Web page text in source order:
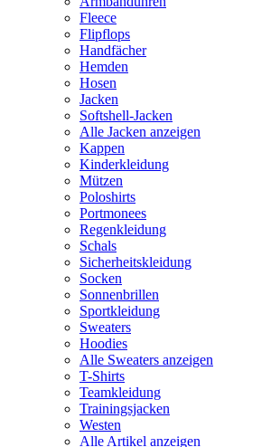
Fleece
Flipflops
Handfächer
Hemden
Hosen
Jacken
Softshell-Jacken
Alle Jacken anzeigen
Kappen
Kinderkleidung
Mützen
Poloshirts
Portmonees
Regenkleidung
Schals
Sicherheitskleidung
Socken
Sonnenbrillen
Sportkleidung
Sweaters
Hoodies
Alle Sweaters anzeigen
T-Shirts
Teamkleidung
Trainingsjacken
Westen
Alle Artikel anzeigen